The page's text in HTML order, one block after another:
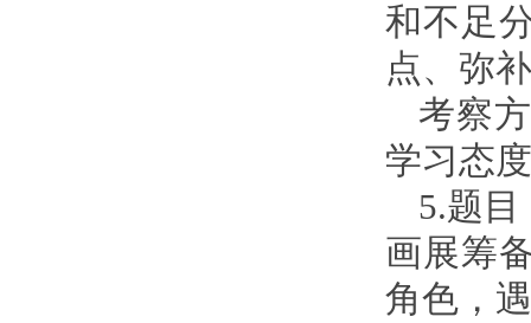
和不足
点、弥
考察
学习态
5.题
画展筹
角色，